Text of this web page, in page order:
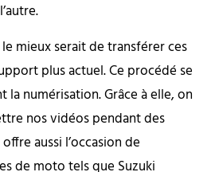
mieux serait de transférer ces
plus actuel. Ce procédé se
numérisation. Grâce à elle, on
nos vidéos pendant des
aussi l’occasion de
de moto tels que Suzuki